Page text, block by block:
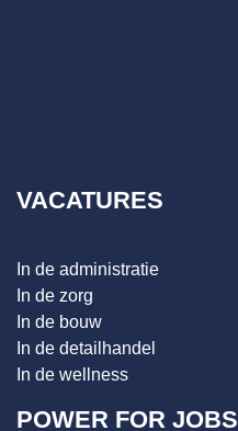
VACATURES
In de administratie
In de zorg
In de bouw
In de detailhandel
In de wellness
POWER FOR JOBS